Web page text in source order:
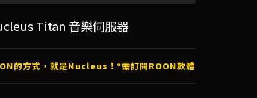
Titan 音樂伺服器
的方式，就是Nucleus！*需訂閱ROON軟體